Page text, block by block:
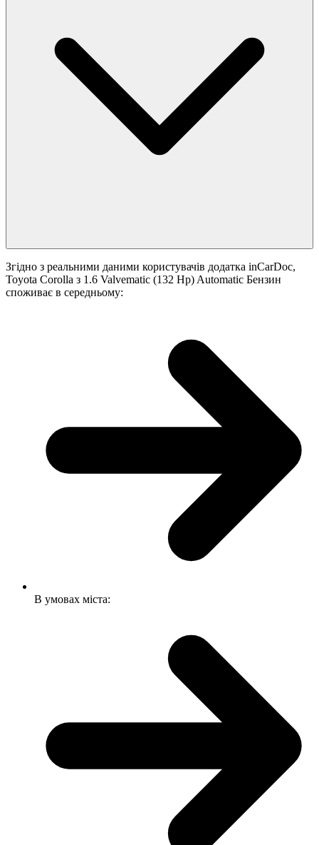
Згідно з реальними даними користувачів додатка inCarDoc,
Toyota Corolla з 1.6 Valvematic (132 Hp) Automatic Бензин
споживає в середньому:
В умовах міста: